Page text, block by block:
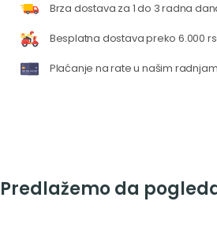
Brza dostava za 1 do 3 radna
Besplatna dostava preko 6.000
Plaćanje na rate u našim
Predlažemo da